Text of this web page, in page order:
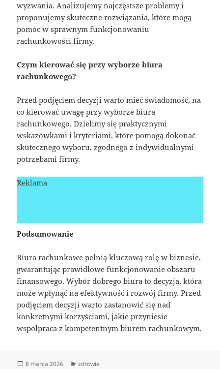
wyzwania. Analizujemy najczęstsze problemy i
proponujemy skuteczne rozwiązania, które mogą
pomóc w sprawnym funkcjonowaniu
rachunkowości firmy.
Czym kierować się przy wyborze biura
rachunkowego?
Przed podjęciem decyzji warto mieć świadomość, na
co kierować uwagę przy wyborze biura
rachunkowego. Dzielimy się praktycznymi
wskazówkami i kryteriami, które pomogą dokonać
skutecznego wyboru, zgodnego z indywidualnymi
potrzebami firmy.
Reklama
Podsumowanie
Biura rachunkowe pełnią kluczową rolę w biznesie,
gwarantując prawidłowe funkcjonowanie obszaru
finansowego. Wybór dobrego biura to decyzja, która
może wpłynąć na efektywność i rozwój firmy. Przed
podjęciem decyzji warto zastanowić się nad
konkretnymi korzyściami, jakie przyniesie
współpraca z kompetentnym biurem rachunkowym.
Data
8 marca 2026 Kategorie
zdrowie